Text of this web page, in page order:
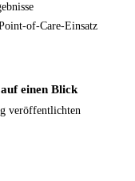
of-Care-Einsatz
einen Blick
veröffentlichten